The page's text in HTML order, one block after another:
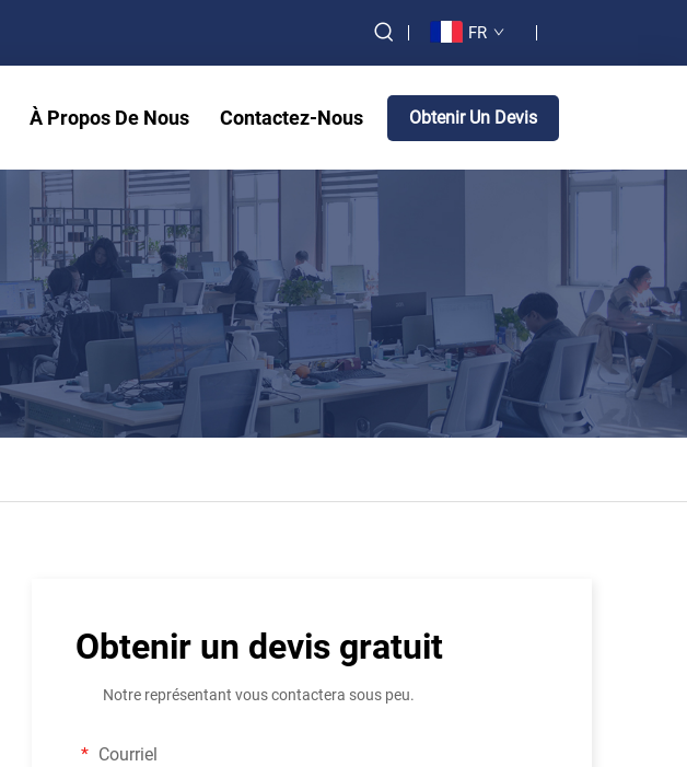
FR
À Propos De Nous Contactez-Nous Obtenir Un Devis
Obtenir un devis gratuit
Notre représentant vous contactera sous peu.
Courriel